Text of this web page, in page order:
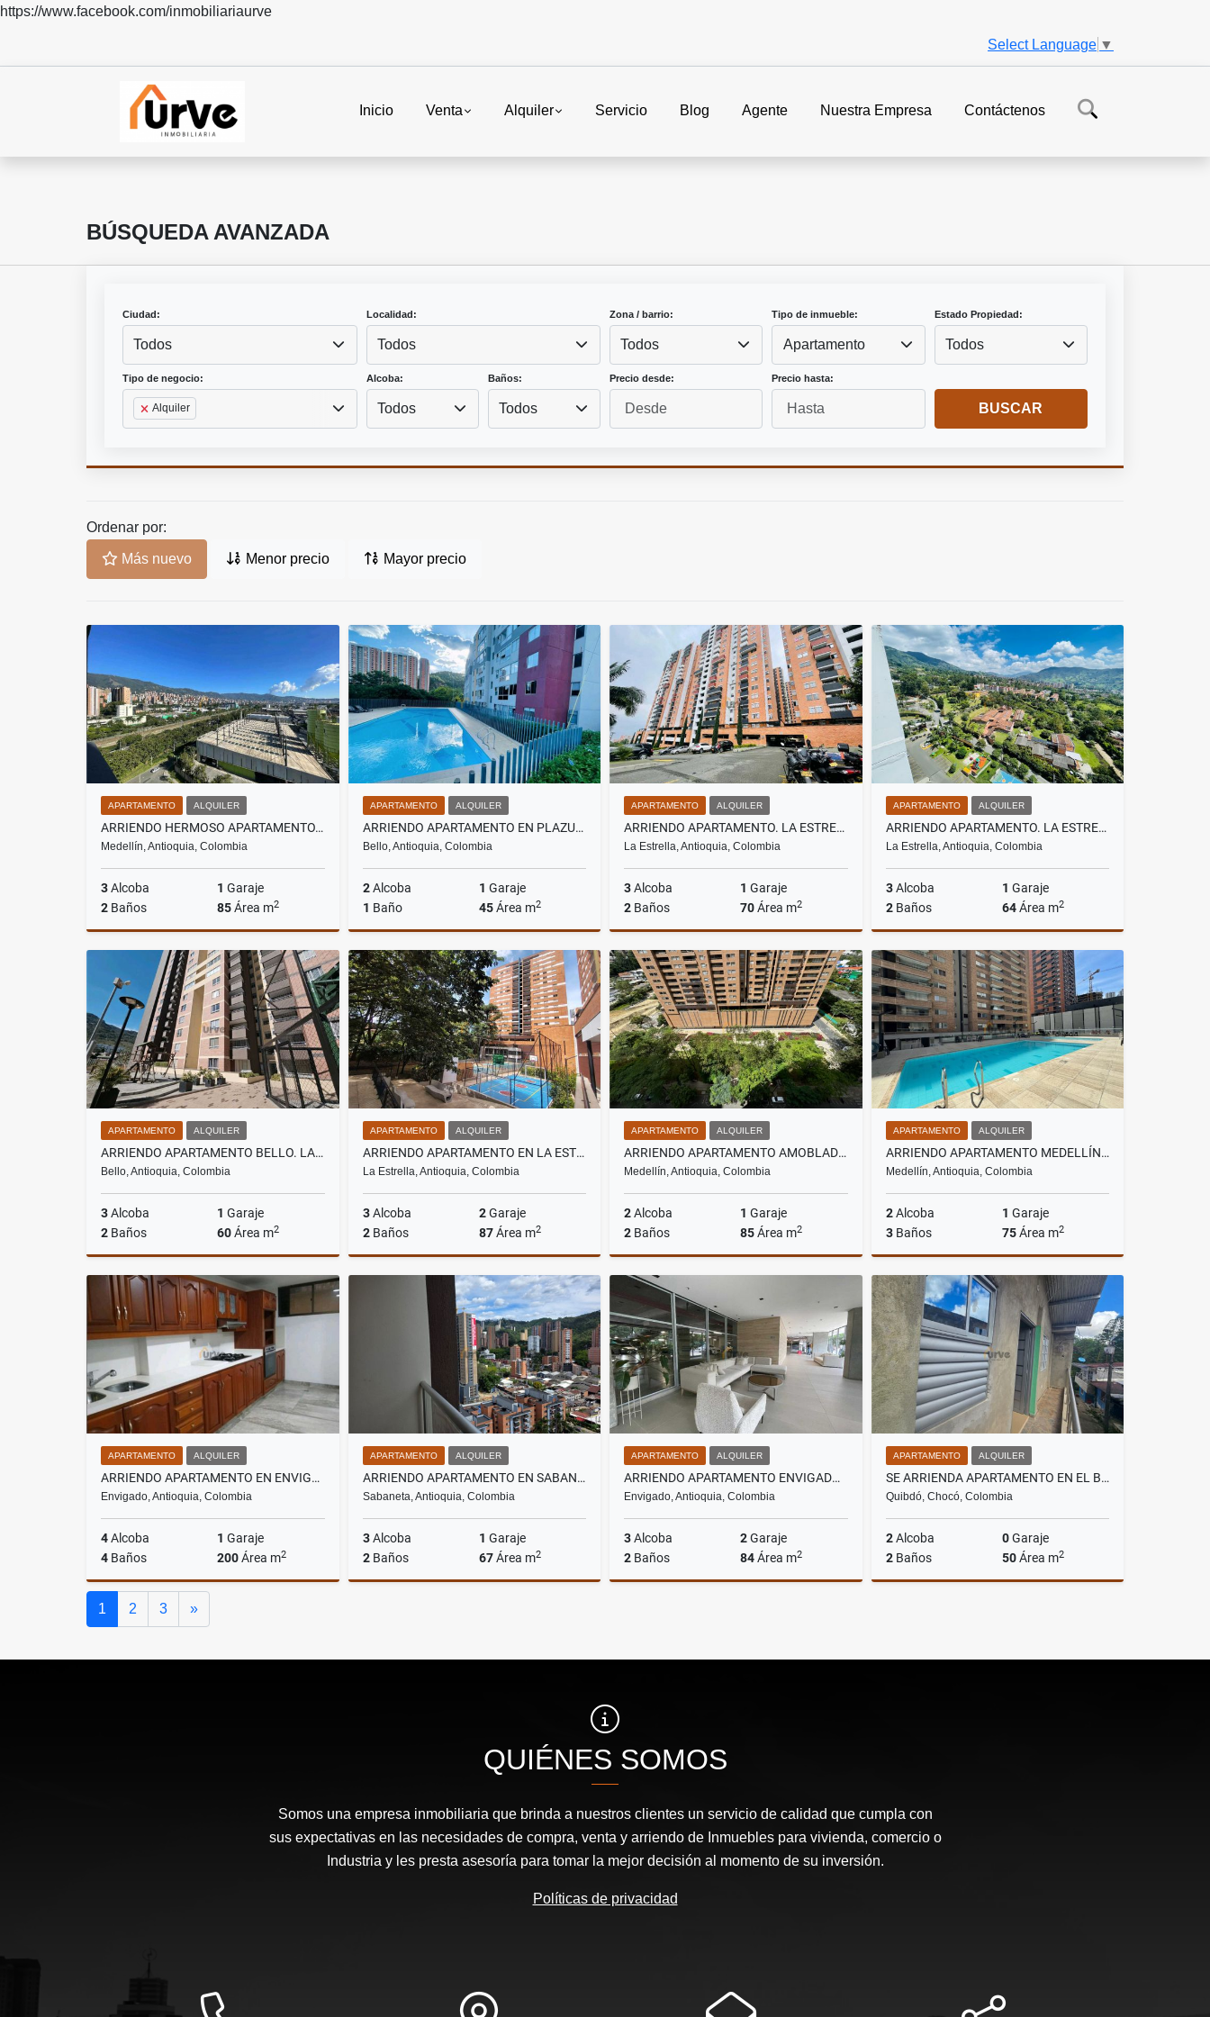
https://www.facebook.com/inmobiliariaurve
Select Language ▼
Inicio Venta Alquiler Servicio Blog Agente Nuestra Empresa Contáctenos
BÚSQUEDA AVANZADA
Ciudad:
Todos
Localidad:
Todos
Zona / barrio:
Todos
Tipo de inmueble:
Apartamento
Estado Propiedad:
Todos
Tipo de negocio:
Alquiler
Alcoba:
Todos
Baños:
Todos
Precio desde: Precio hasta:
BUSCAR
Ordenar por:
Más nuevo Menor precio Mayor precio
APARTAMENTO ALQUILER
ARRIENDO HERMOSO APARTAMENTO. MEDELLIN UD. URBANITY
Medellín, Antioquia, Colombia
3Alcoba 1 Garaje
2 Baños 85Área m2
Alquiler
$4.000.000
APARTAMENTO ALQUILER
ARRIENDO APARTAMENTO EN PLAZUELA DEL NORTE BELLO ANTIOQUIA
Bello, Antioquia, Colombia
2Alcoba 1 Garaje
1 Baño 45Área m2
Alquiler
$1.420.000
APARTAMENTO ALQUILER
ARRIENDO APARTAMENTO. LA ESTRELLA
La Estrella, Antioquia, Colombia
3Alcoba 1 Garaje
2 Baños 70Área m2
Alquiler
$2.500.000
APARTAMENTO ALQUILER
ARRIENDO APARTAMENTO. LA ESTRELLA
La Estrella, Antioquia, Colombia
3Alcoba 1 Garaje
2Baños 64Área m2
Alquiler
$2.200.000
APARTAMENTO ALQUILER
ARRIENDO APARTAMENTO BELLO. LA NAVARRA
Bello, Antioquia, Colombia
3Alcoba 1 Garaje
2 Baños 60Área m2
Alquiler
$1.700.000
APARTAMENTO ALQUILER
ARRIENDO APARTAMENTO EN LA ESTRELLA SECTOR TOLEDO
La Estrella, Antioquia, Colombia
3Alcoba 2Garaje
2Baños 87Área m2
Alquiler
$3.300.000
APARTAMENTO ALQUILER
ARRIENDO APARTAMENTO AMOBLADO EN CIUDAD DEL RIO MEDELLIN
Medellín, Antioquia, Colombia
2Alcoba 1 Garaje
2 Baños 85Área m2
$5.500.000
APARTAMENTO ALQUILER
ARRIENDO APARTAMENTO MEDELLÍN CIUDAD DEL RIO
Medellín, Antioquia, Colombia
2Alcoba 1 Garaje
3Baños 75Área m2
Alquiler
$4.500.000
APARTAMENTO ALQUILER
ARRIENDO APARTAMENTO EN ENVIGADO SECTOR EL PORTAL
Envigado, Antioquia, Colombia
4Alcoba 1 Garaje
4 Baños 200Área m2
APARTAMENTO ALQUILER
ARRIENDO APARTAMENTO EN SABANETA SECTOR LA 77 SUR
Sabaneta, Antioquia, Colombia
3Alcoba 1 Garaje
2Baños 67Área m2
APARTAMENTO ALQUILER
ARRIENDO APARTAMENTO ENVIGADO. CERCA C. COMERCIAL VIVA
Envigado, Antioquia, Colombia
3Alcoba 2Garaje
2 Baños 84Área m2
APARTAMENTO ALQUILER
SE ARRIENDA APARTAMENTO EN EL BARRIO ZONA MINERA EN QUIBDO
Quibdó, Chocó, Colombia
2Alcoba 0Garaje
2Baños 50Área m2
1 2 3 »Siguiente
QUIÉNES SOMOS
Somos una empresa inmobiliaria que brinda a nuestros clientes un servicio de calidad que cumpla con
sus expectativas en las necesidades de compra, venta y arriendo de Inmuebles para vivienda, comercio o
Industria y les presta asesoría para tomar la mejor decisión al momento de su inversión.
Políticas de privacidad